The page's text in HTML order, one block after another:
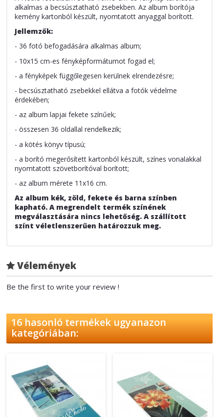
alkalmas a becsúsztatható zsebekben. Az album borítója
kemény kartonból készült, nyomtatott anyaggal borított.
Jellemzők:
- 36 fotó befogadására alkalmas album;
- 10x15 cm-es fényképformátumot fogad el;
- a fényképek függőlegesen kerülnek elrendezésre;
- becsúsztatható zsebekkel ellátva a fotók védelme
érdekében;
- az album lapjai fekete színűek;
- összesen 36 oldallal rendelkezik;
- a kötés könyv típusú;
- a borító megerősített kartonból készült, színes vonalakkal
nyomtatott szövetborítóval borított;
- az album mérete 11x16 cm.
Az album kék, zöld, fekete és barna színben
kapható. A megrendelt termék színének
megválasztására nincs lehetőség. A szállított
színt véletlenszerűen határozzuk meg.
Vélemények
Be the first to write your review !
16 hasonló termékek ugyanazon
kategóriában: